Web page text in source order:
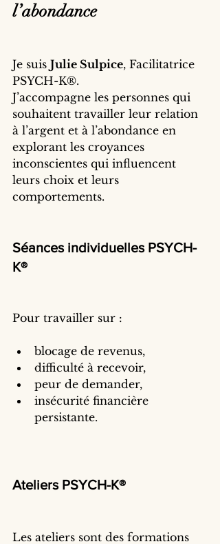
l’abondance
Je suis Julie Sulpice, Facilitatrice
PSYCH-K®.
J’accompagne les personnes qui
souhaitent travailler leur relation
à l’argent et à l’abondance en
explorant les croyances
inconscientes qui influencent
leurs choix et leurs
comportements.
Séances individuelles PSYCH-
K®
Pour travailler sur :
blocage de revenus,
difficulté à recevoir,
peur de demander,
insécurité financière
persistante.
Ateliers PSYCH-K®
Les ateliers sont des formations